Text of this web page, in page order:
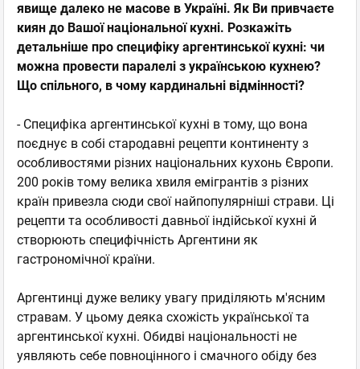
явище далеко не масове в Україні. Як Ви привчаєте
киян до Вашої національної кухні. Розкажіть
детальніше про специфіку аргентинської кухні: чи
можна провести паралелі з українською кухнею?
Що спільного, в чому кардинальні відмінності?
- Специфіка аргентинської кухні в тому, що вона
поєднує в собі стародавні рецепти континенту з
особливостями різних національних кухонь Європи.
200 років тому велика хвиля емігрантів з різних
країн привезла сюди свої найпопулярніші страви. Ці
рецепти та особливості давньої індійської кухні й
створюють специфічність Аргентини як
гастрономічної країни.
Аргентинці дуже велику увагу приділяють м'ясним
стравам. У цьому деяка схожість української та
аргентинської кухні. Обидві національності не
уявляють себе повноцінного і смачного обіду без